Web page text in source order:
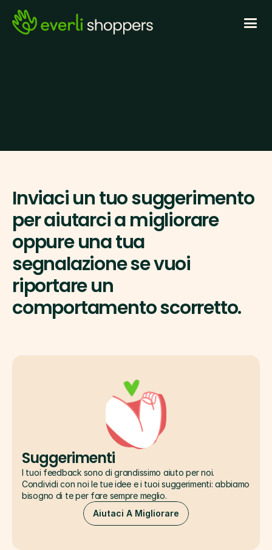
Inviaci un tuo suggerimento
per aiutarci a migliorare
oppure una tua
segnalazione se vuoi
riportare un
comportamento scorretto.
Suggerimenti
I tuoi feedback sono di grandissimo aiuto per noi.
Condividi con noi le tue idee e i tuoi suggerimenti: abbiamo
bisogno di te per fare sempre meglio.
Aiutaci A Migliorare